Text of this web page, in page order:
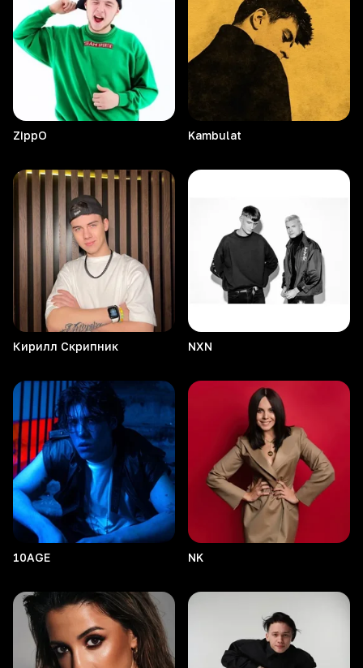
ZippO Kambulat
Кирилл Скрипник NXN
10AGE NK